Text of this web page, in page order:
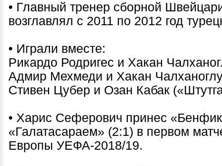
• Главный тренер сборной
возглавлял с 2011 по 2012 год
• Играли вместе:
Рикардо Родригес и Хакан
Адмир Мехмеди и Хакан
Стивен Цубер и Озан Кабак
• Харис Сеферович принес
«Галатасараем» (2:1) в первом
Европы УЕФА-2018/19.